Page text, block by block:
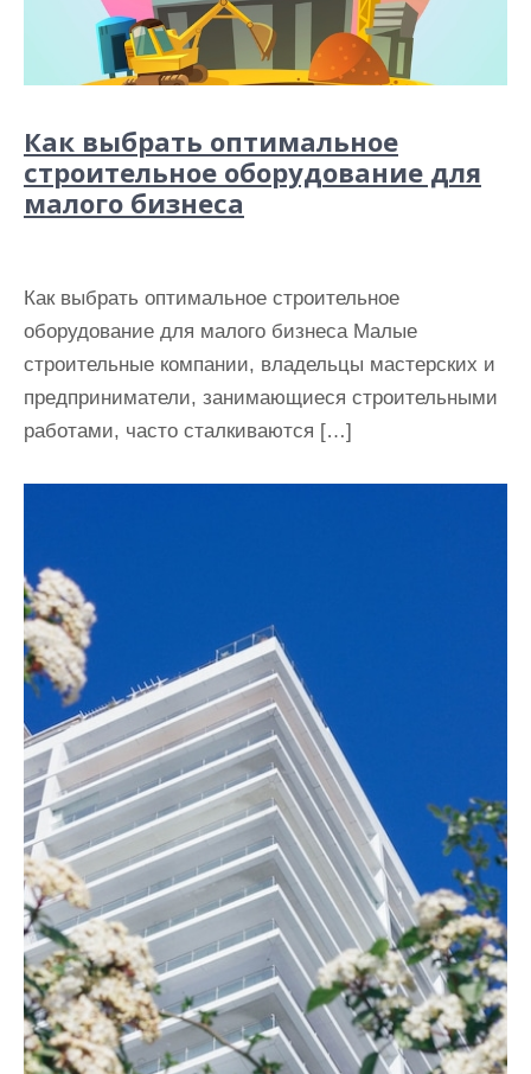
Как выбрать оптимальное
строительное оборудование для
малого бизнеса
Как выбрать оптимальное строительное
оборудование для малого бизнеса Малые
строительные компании, владельцы мастерских и
предприниматели, занимающиеся строительными
работами, часто сталкиваются […]